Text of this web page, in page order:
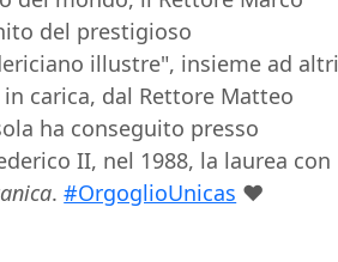
del prestigioso
illustre", insieme ad altri
carica, dal Rettore Matteo
ha conseguito presso
II, nel 1988, la laurea con
. #OrgoglioUnicas ❤